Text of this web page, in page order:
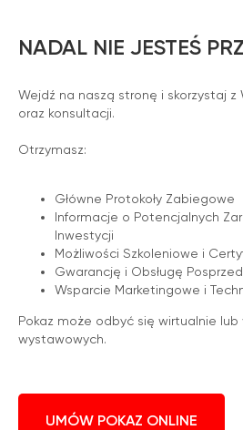
NADAL NIE JESTEŚ
Wejdź na naszą stronę i skorzystaj z
oraz konsultacji.
Otrzymasz:
Główne Protokoły Zabiegowe
Informacje o Potencjalnych
Inwestycji
Możliwości Szkoleniowe i
Gwarancję i Obsługę
Wsparcie Marketingowe i
Pokaz może odbyć się wirtualnie
wystawowych.
UMÓW POKAZ ONLINE